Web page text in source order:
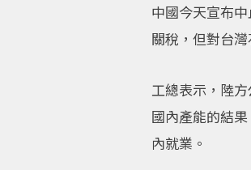
中國今天宣布
關稅，但對台
工總表示，陸
國內產能的結
內就業。